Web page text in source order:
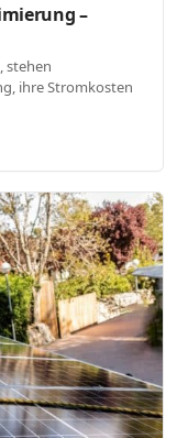
–
stehen
ihre Stromkosten